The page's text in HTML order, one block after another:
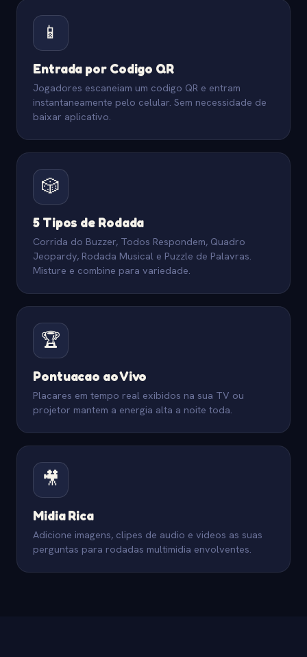
📱
Entrada por Codigo QR
Jogadores escaneiam um codigo QR e entram
instantaneamente pelo celular. Sem necessidade de
baixar aplicativo.
🎲
5 Tipos de Rodada
Corrida do Buzzer, Todos Respondem, Quadro
Jeopardy, Rodada Musical e Puzzle de Palavras.
Misture e combine para variedade.
🏆
Pontuacao ao Vivo
Placares em tempo real exibidos na sua TV ou
projetor mantem a energia alta a noite toda.
🎥
Midia Rica
Adicione imagens, clipes de audio e videos as suas
perguntas para rodadas multimidia envolventes.